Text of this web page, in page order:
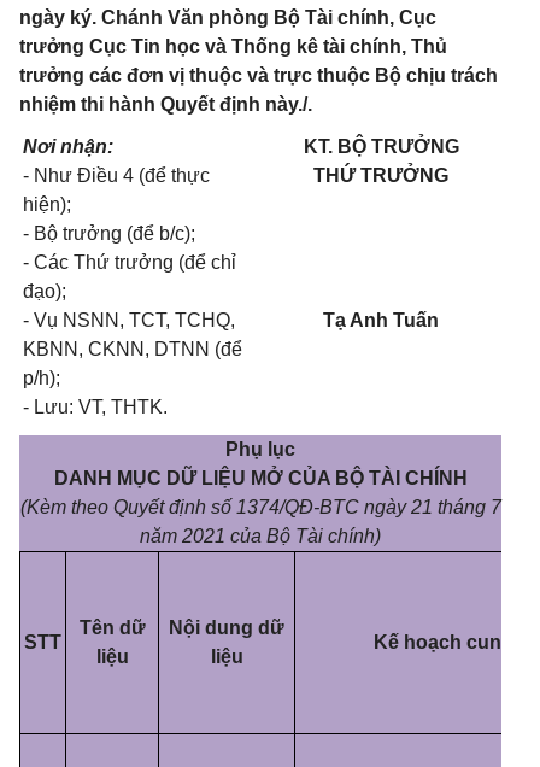
ngày ký. Chánh Văn phòng Bộ Tài chính, Cục
trưởng Cục Tin học và Thống kê tài chính, Thủ
trưởng các đơn vị thuộc và trực thuộc Bộ chịu trách
nhiệm thi hành Quyết định này./.
Nơi nhận:
- Như Điều 4 (để thực
hiện);
- Bộ trưởng (để b/c);
- Các Thứ trưởng (để chỉ
đạo);
- Vụ NSNN, TCT, TCHQ,
KBNN, CKNN, DTNN (để
p/h);
- Lưu: VT, THTK.
KT. BỘ TRƯỞNG
THỨ TRƯỞNG
Tạ Anh Tuấn
Phụ lục
DANH MỤC DỮ LIỆU MỞ CỦA BỘ TÀI CHÍNH
(Kèm theo Quyết định số 1374/QĐ-BTC ngày 21 tháng 7
năm 2021 của Bộ Tài chính)
STT
Tên dữ
liệu
Nội dung dữ
liệu
Kế hoạch cung